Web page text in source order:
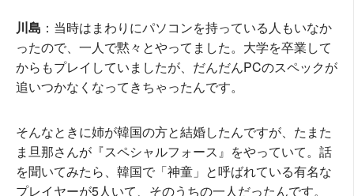
川島 ：当時はまわりにパソコンを持っている人もいなか
ったので、一人で黙々とやってました。大学を卒業して
からもプレイしていましたが、だんだんPCのスペックが
追いつかなくなってきちゃったんです。
そんなときに姉が韓国の方と結婚したんですが、たまた
ま旦那さんが『スペシャルフォース』をやっていて。話
を聞いてみたら、韓国で「神童」と呼ばれている有名な
プレイヤーが5人いて、そのうちの一人だったんです。